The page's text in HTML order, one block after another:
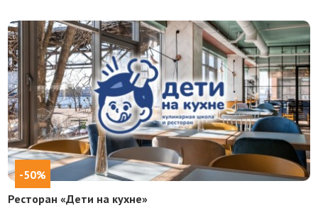
-50%
Ресторан «Дети на кухне»